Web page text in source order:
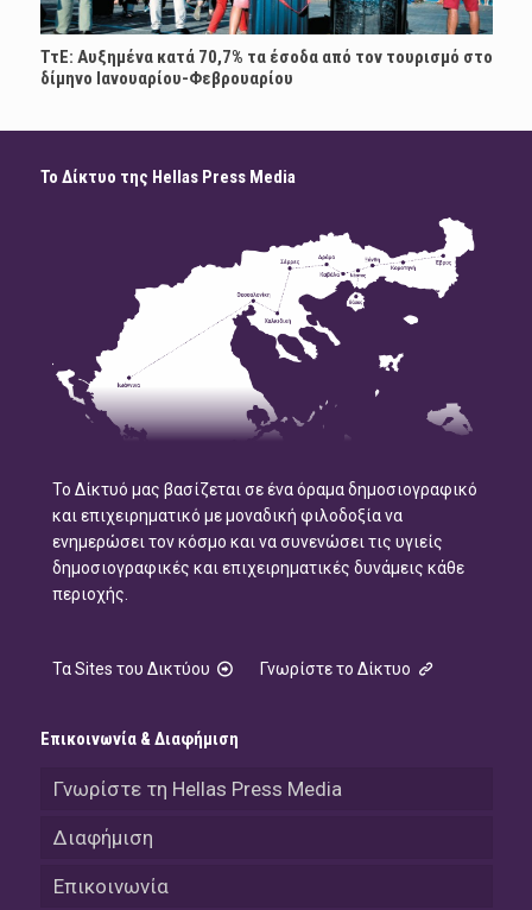
ΤτΕ: Αυξημένα κατά 70,7% τα έσοδα από τον τουρισμό στο
δίμηνο Ιανουαρίου-Φεβρουαρίου
Το Δίκτυο της Hellas Press Media
Το Δίκτυό μας βασίζεται σε ένα όραμα δημοσιογραφικό
και επιχειρηματικό με μοναδική φιλοδοξία να
ενημερώσει τον κόσμο και να συνενώσει τις υγιείς
δημοσιογραφικές και επιχειρηματικές δυνάμεις κάθε
περιοχής.
Τα Sites του Δικτύου Γνωρίστε το Δίκτυο
Επικοινωνία & Διαφήμιση
Γνωρίστε τη Hellas Press Media
Διαφήμιση
Επικοινωνία